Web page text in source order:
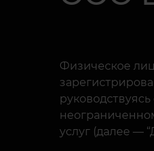
Физическое
руководствуясь
услуг (далее —